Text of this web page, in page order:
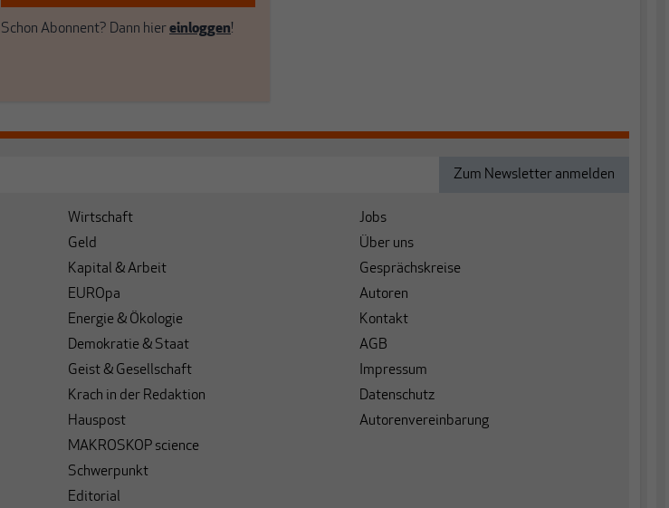
Schon Abonnent? Dann hiereinloggen!
Wirtschaft
Geld
Kapital & Arbeit
EUROpa
Energie & Ökologie
Demokratie & Staat
Geist & Gesellschaft
Krach in der Redaktion
Hauspost
MAKROSKOP science
Schwerpunkt
Editorial
Jobs
Über uns
Gesprächskreise
Autoren
Kontakt
AGB
Impressum
Datenschutz
Autorenvereinbarung